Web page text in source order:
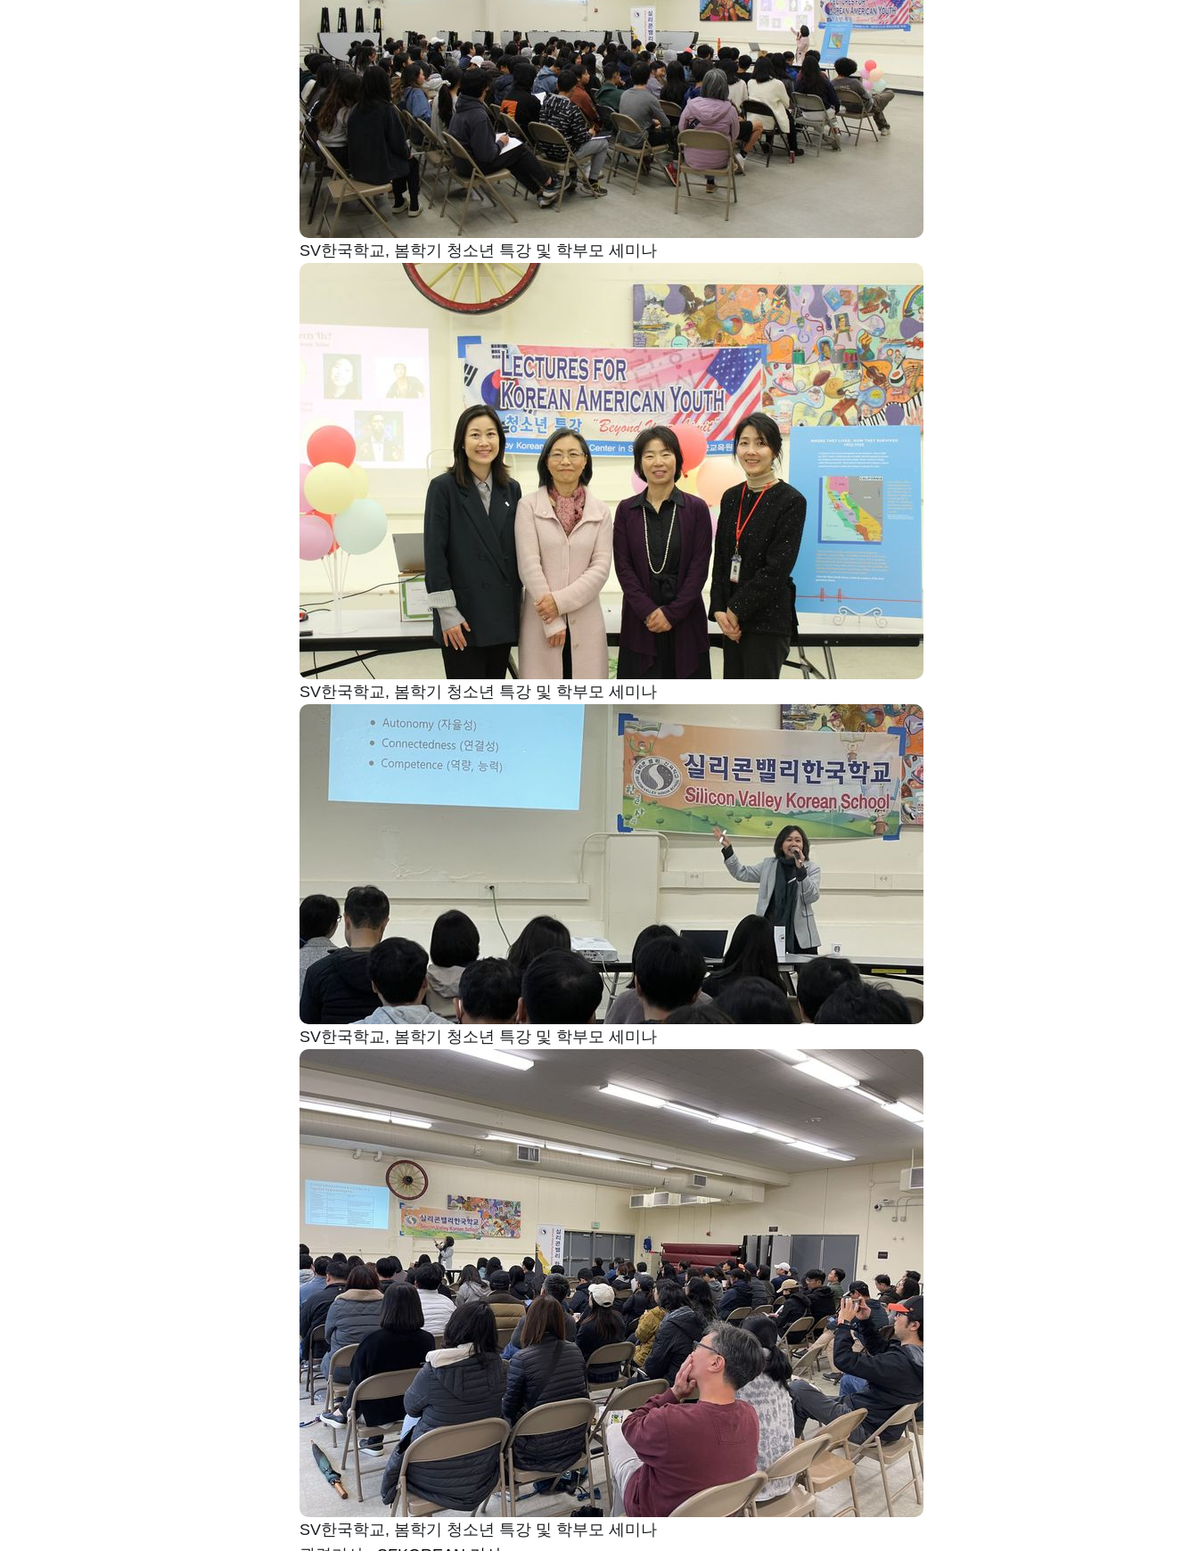
SV한국학교, 봄학기 청소년 특강 및 학부모 세미나
SV한국학교, 봄학기 청소년 특강 및 학부모 세미나
SV한국학교, 봄학기 청소년 특강 및 학부모 세미나
SV한국학교, 봄학기 청소년 특강 및 학부모 세미나